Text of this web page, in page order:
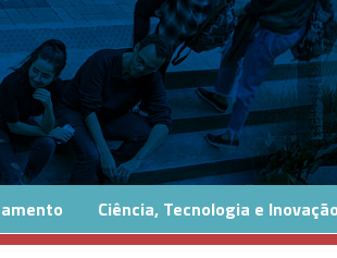
Ciência, Tecnologia e Inovação